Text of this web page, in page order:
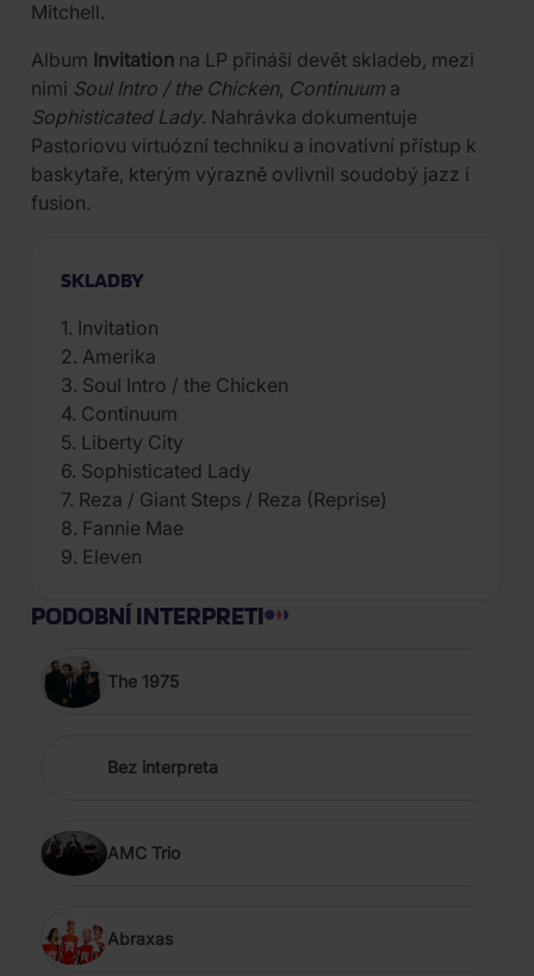
Mitchell.
Album Invitation na LP přináší devět skladeb, mezi
nimi Soul Intro / the Chicken, Continuum a
Sophisticated Lady. Nahrávka dokumentuje
Pastoriovu virtuózní techniku a inovativní přístup k
baskytaře, kterým výrazně ovlivnil soudobý jazz i
fusion.
SKLADBY
1. Invitation
2. Amerika
3. Soul Intro / the Chicken
4. Continuum
5. Liberty City
6. Sophisticated Lady
7. Reza / Giant Steps / Reza (Reprise)
8. Fannie Mae
9. Eleven
PODOBNÍ INTERPRETI
The 1975
Bez interpreta
AMC Trio
Abraxas